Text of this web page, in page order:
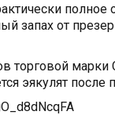
полное
запах от
торговой марки
эякулят после